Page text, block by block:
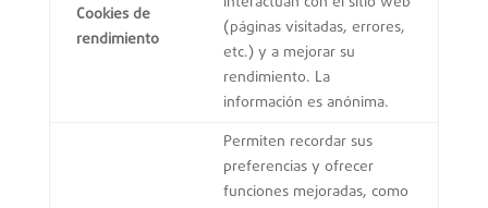
Cookies de
rendimiento
(páginas visitadas, errores,
etc.) y a mejorar su
rendimiento. La
información es anónima.
Permiten recordar sus
preferencias y ofrecer
funciones mejoradas, como